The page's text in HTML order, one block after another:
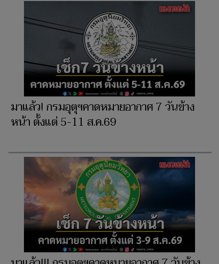
มาแล้ว! กรมอุตุฯคาดหมายอากาศ 7 วันข้าง
หน้า ตั้งแต่ 5-11 ส.ค.69